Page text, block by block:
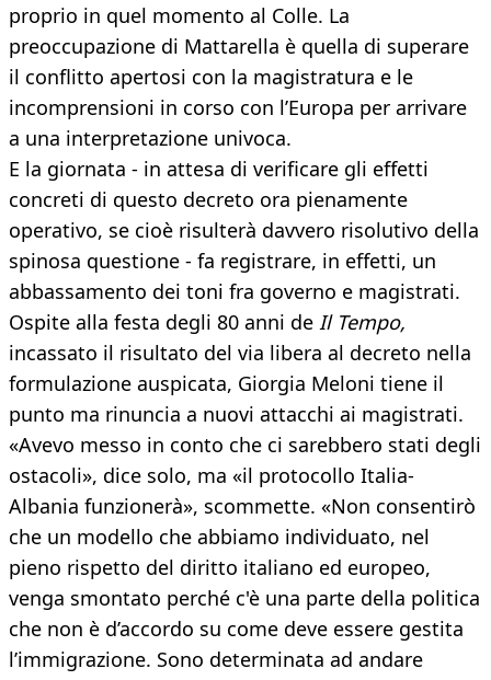
proprio in quel momento al Colle. La
preoccupazione di Mattarella è quella di superare
il conflitto apertosi con la magistratura e le
incomprensioni in corso con l’Europa per arrivare
a una interpretazione univoca.
E la giornata - in attesa di verificare gli effetti
concreti di questo decreto ora pienamente
operativo, se cioè risulterà davvero risolutivo della
spinosa questione - fa registrare, in effetti, un
abbassamento dei toni fra governo e magistrati.
Ospite alla festa degli 80 anni de Il Tempo,
incassato il risultato del via libera al decreto nella
formulazione auspicata, Giorgia Meloni tiene il
punto ma rinuncia a nuovi attacchi ai magistrati.
«Avevo messo in conto che ci sarebbero stati degli
ostacoli», dice solo, ma «il protocollo Italia-
Albania funzionerà», scommette. «Non consentirò
che un modello che abbiamo individuato, nel
pieno rispetto del diritto italiano ed europeo,
venga smontato perché c'è una parte della politica
che non è d’accordo su come deve essere gestita
l’immigrazione. Sono determinata ad andare